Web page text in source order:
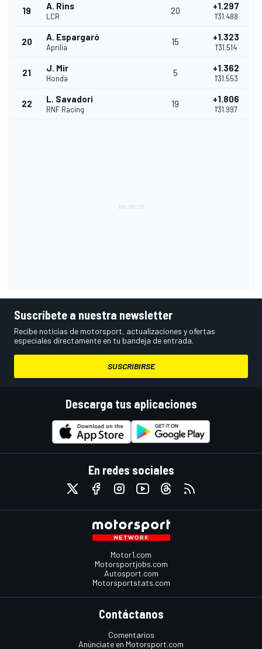
19 A. Rins
LCR
20 +1.297
1'31.488
20 A. Espargaró
Aprilia
15 +1.323
1'31.514
21 J. Mir
Honda
5 +1.362
1'31.553
22 L. Savadori
RNF Racing
19 +1.806
1'31.997
Suscríbete a nuestra newsletter
Recibe noticias de motorsport, actualizaciones y ofertas
especiales directamente en tu bandeja de entrada.
SUSCRIBIRSE
Descarga tus aplicaciones
En redes sociales
Motor1.com
Motorsportjobs.com
Autosport.com
Motorsportstats.com
Contáctanos
Comentarios
Anúnciate en Motorsport.com